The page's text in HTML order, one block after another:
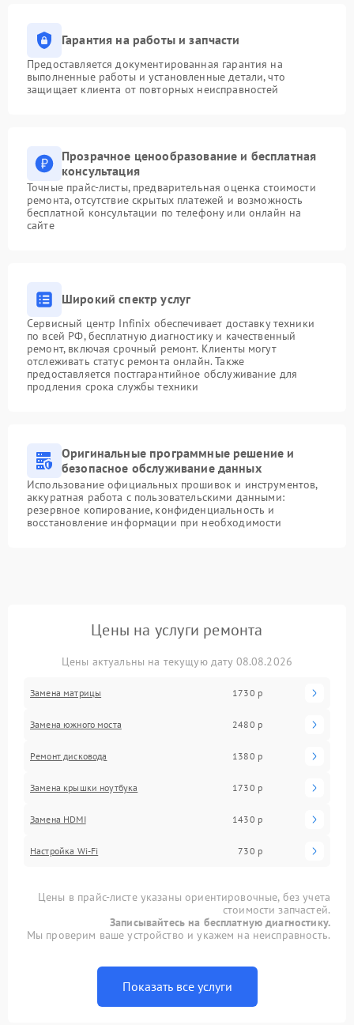
Гарантия на работы и запчасти
Предоставляется документированная гарантия на
выполненные работы и установленные детали, что
защищает клиента от повторных неисправностей
Прозрачное ценообразование и бесплатная
консультация
Точные прайс-листы, предварительная оценка стоимости
ремонта, отсутствие скрытых платежей и возможность
бесплатной консультации по телефону или онлайн на
сайте
Широкий спектр услуг
Сервисный центр Infinix обеспечивает доставку техники
по всей РФ, бесплатную диагностику и качественный
ремонт, включая срочный ремонт. Клиенты могут
отслеживать статус ремонта онлайн. Также
предоставляется постгарантийное обслуживание для
продления срока службы техники
Оригинальные программные решение и
безопасное обслуживание данных
Использование официальных прошивок и инструментов,
аккуратная работа с пользовательскими данными:
резервное копирование, конфиденциальность и
восстановление информации при необходимости
Цены на услуги ремонта
Цены актуальны на текущую дату 08.08.2026
Замена матрицы 1730 р
Замена южного моста 2480 р
Ремонт дисковода 1380 р
Замена крышки ноутбука 1730 р
Замена HDMI 1430 р
Настройка Wi-Fi 730 р
Цены в прайс-листе указаны ориентировочные, без учета
стоимости запчастей.
Записывайтесь на бесплатную диагностику.
Мы проверим ваше устройство и укажем на неисправность.
Показать все услуги